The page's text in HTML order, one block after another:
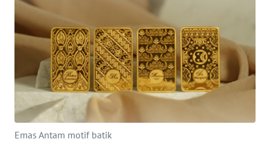
Emas Antam motif batik
SAINS-TEKNO
KESEHATAN
INTERNASIONAL
SERBA-SERBI